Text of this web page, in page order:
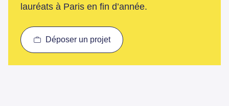
lauréats à Paris en fin d’année.
Déposer un projet